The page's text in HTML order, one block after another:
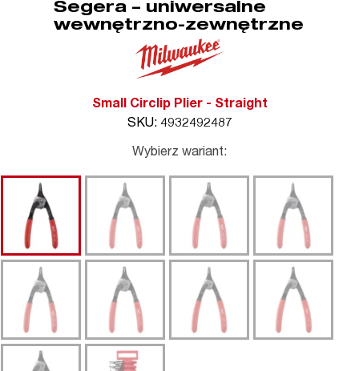
Segera – uniwersalne
wewnętrzno-zewnętrzne
Small Circlip Plier - Straight
SKU: 4932492487
Wybierz wariant: